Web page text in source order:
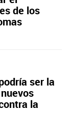
de los
ser la
la